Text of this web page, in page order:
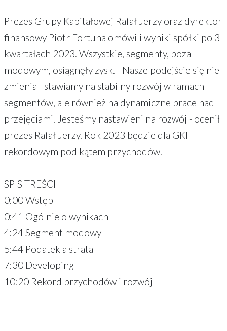
Prezes Grupy Kapitałowej Rafał Jerzy oraz dyrektor
finansowy Piotr Fortuna omówili wyniki spółki po 3
kwartałach 2023. Wszystkie, segmenty, poza
modowym, osiągnęły zysk. - Nasze podejście się nie
zmienia - stawiamy na stabilny rozwój w ramach
segmentów, ale również na dynamiczne prace nad
przejęciami. Jesteśmy nastawieni na rozwój - ocenił
prezes Rafał Jerzy. Rok 2023 będzie dla GKI
rekordowym pod kątem przychodów.
SPIS TREŚCI
0:00 Wstęp
0:41 Ogólnie o wynikach
4:24 Segment modowy
5:44 Podatek a strata
7:30 Developing
10:20 Rekord przychodów i rozwój